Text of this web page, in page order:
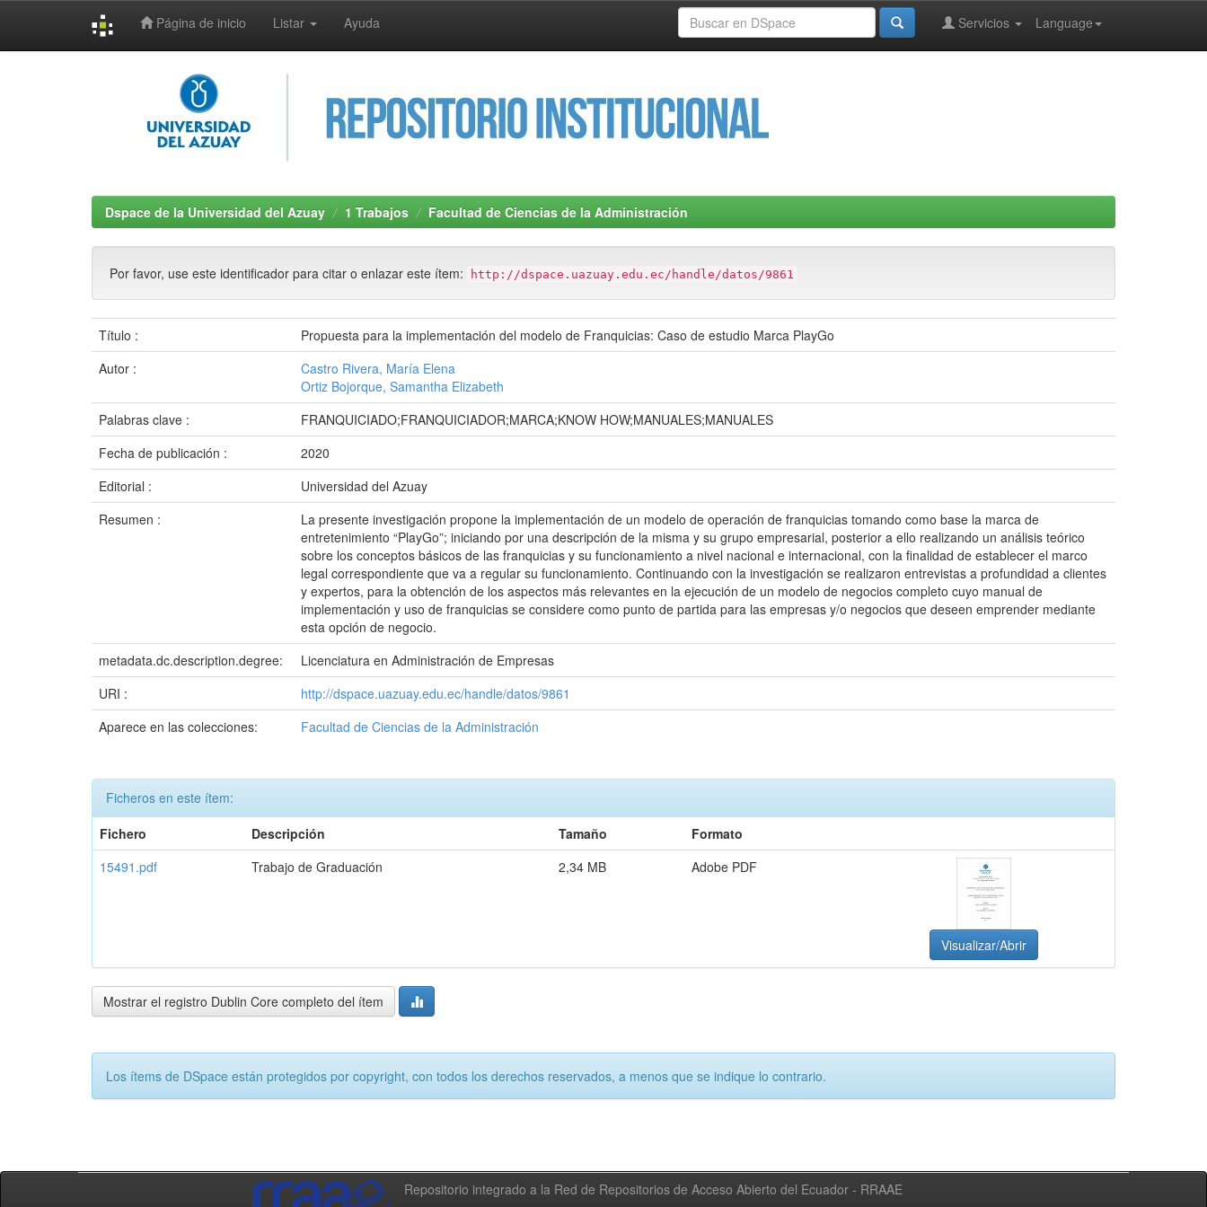
Página de inicio Listar Ayuda Language
Servicios
Dspace de la Universidad del Azuay 1 Trabajos Facultad de Ciencias de la Administración
Por favor, use este identificador para citar o enlazar este ítem: http://dspace.uazuay.edu.ec/handle/datos/9861
Título :
Propuesta para la implementación del modelo de Franquicias: Caso de estudio Marca PlayGo
Autor :
Castro Rivera, María Elena
Ortiz Bojorque, Samantha Elizabeth
Palabras clave :
FRANQUICIADO;FRANQUICIADOR;MARCA;KNOW HOW;MANUALES;MANUALES
Fecha de publicación :
2020
Editorial :
Universidad del Azuay
Resumen :
La presente investigación propone la implementación de un modelo de operación de franquicias tomando como base la marca de
entretenimiento “PlayGo”; iniciando por una descripción de la misma y su grupo empresarial, posterior a ello realizando un análisis teórico
sobre los conceptos básicos de las franquicias y su funcionamiento a nivel nacional e internacional, con la finalidad de establecer el marco
legal correspondiente que va a regular su funcionamiento. Continuando con la investigación se realizaron entrevistas a profundidad a clientes
y expertos, para la obtención de los aspectos más relevantes en la ejecución de un modelo de negocios completo cuyo manual de
implementación y uso de franquicias se considere como punto de partida para las empresas y/o negocios que deseen emprender mediante
esta opción de negocio.
metadata.dc.description.degree:
Licenciatura en Administración de Empresas
URI :
http://dspace.uazuay.edu.ec/handle/datos/9861
Aparece en las colecciones:
Facultad de Ciencias de la Administración
Ficheros en este ítem:
Fichero
Descripción Tamaño
Formato
15491.pdf
Trabajo de Graduación 2,34 MB Adobe PDF
Visualizar/Abrir
Mostrar el registro Dublin Core completo del ítem
Los ítems de DSpace están protegidos por copyright, con todos los derechos reservados, a menos que se indique lo contrario.
Repositorio integrado a la Red de Repositorios de Acceso Abierto del Ecuador - RRAAE